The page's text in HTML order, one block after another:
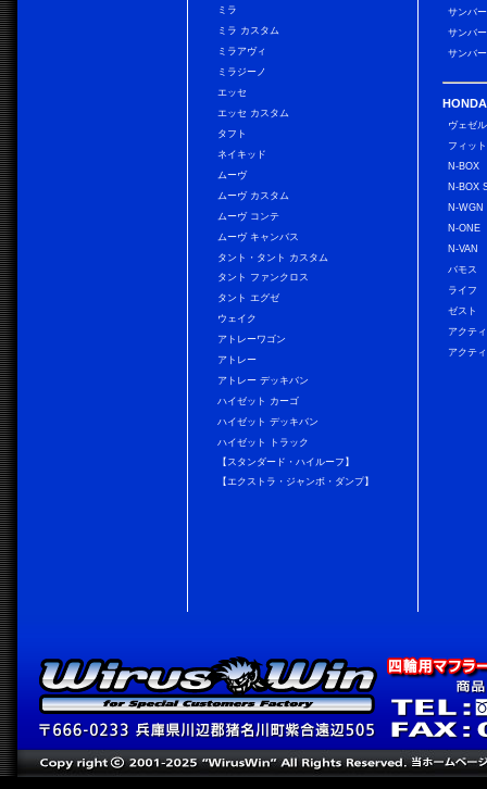
ミラ
ミラ カスタム
ミラアヴィ
ミラジーノ
エッセ
エッセ カスタム
タフト
ネイキッド
ムーヴ
ムーヴ カスタム
ムーヴ コンテ
ムーヴ キャンバス
タント・タント カスタム
タント ファンクロス
タント エグゼ
ウェイク
アトレーワゴン
アトレー
アトレー デッキバン
ハイゼット カーゴ
ハイゼット デッキバン
ハイゼット トラック
【スタンダード・ハイルーフ】
【エクストラ・ジャンボ・ダンプ】
サンバ
サンバ
サンバ
HONDA
ヴェゼル
フィット
N-BOX
N-BOX
N-WGN
N-ONE
N-VAN
バモス
ライフ
ゼスト
アクテ
アクテ